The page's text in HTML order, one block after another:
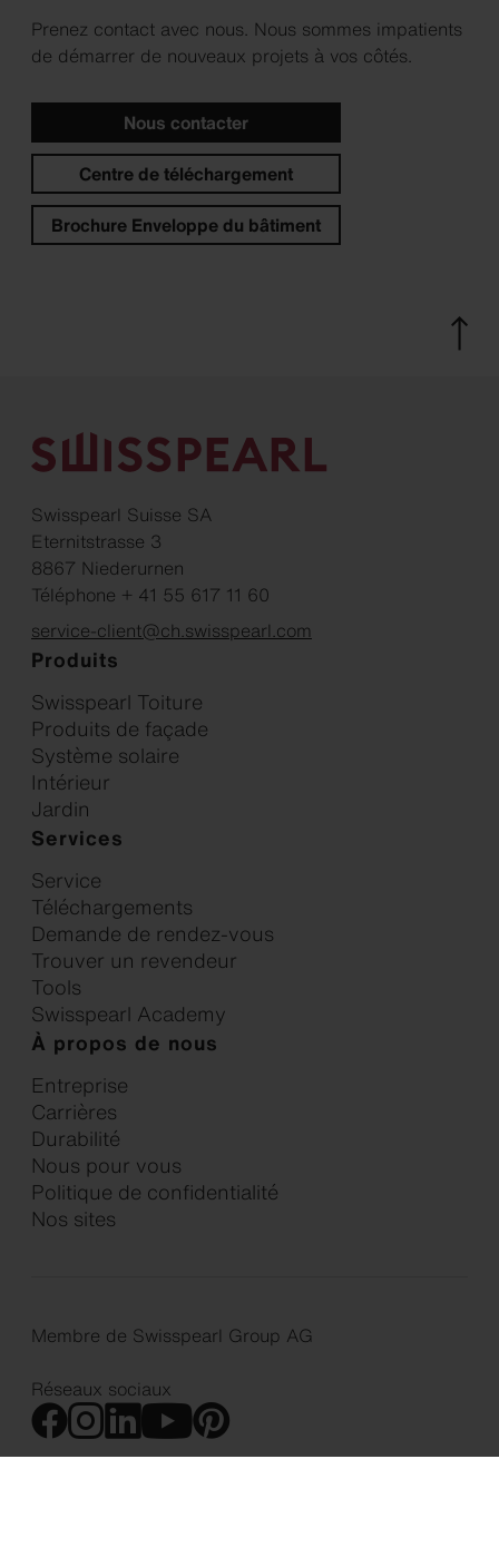
Prenez contact avec nous. Nous sommes impatients
de démarrer de nouveaux projets à vos côtés.
Nous contacter
Centre de téléchargement
Brochure Enveloppe du bâtiment
Swisspearl Suisse SA
Eternitstrasse 3
8867 Niederurnen
Téléphone + 41 55 617 11 60
service-client@ch.swisspearl.com
Produits
Swisspearl Toiture
Produits de façade
Système solaire
Intérieur
Jardin
Services
Service
Téléchargements
Demande de rendez-vous
Trouver un revendeur
Tools
Swisspearl Academy
À propos de nous
Entreprise
Carrières
Durabilité
Nous pour vous
Politique de confidentialité
Nos sites
Membre de Swisspearl Group AG
Réseaux sociaux